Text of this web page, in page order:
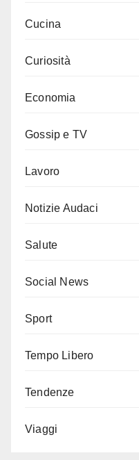
Cucina
Curiosità
Economia
Gossip e TV
Lavoro
Notizie Audaci
Salute
Social News
Sport
Tempo Libero
Tendenze
Viaggi